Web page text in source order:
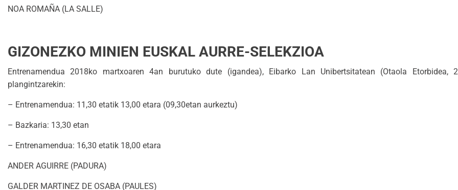
NOA ROMAÑA (LA SALLE)
GIZONEZKO MINIEN EUSKAL AURRE-SELEKZIOA
Entrenamendua 2018ko martxoaren 4an burutuko dute (igandea), Eibarko Lan Unibertsitatean (Otaola Etorbidea,
plangintzarekin:
– Entrenamendua: 11,30 etatik 13,00 etara (09,30etan aurkeztu)
– Bazkaria: 13,30 etan
– Entrenamendua: 16,30 etatik 18,00 etara
ANDER AGUIRRE (PADURA)
GALDER MARTINEZ DE OSABA (PAULES)